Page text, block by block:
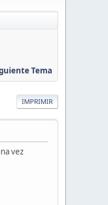
Tema
IMPRIMIR
vez